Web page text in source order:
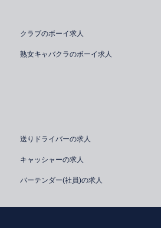
クラブのボーイ求人
熟女キャバクラのボーイ求人
送りドライバーの求人
キャッシャーの求人
バーテンダー(社員)の求人